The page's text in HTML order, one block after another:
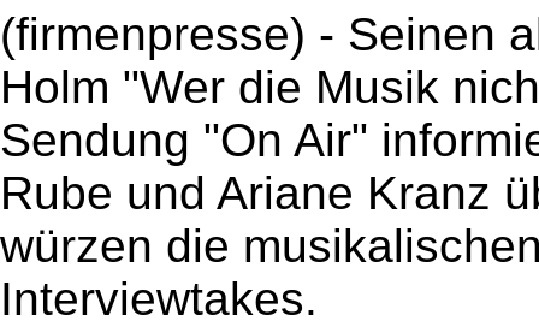
(firmenpresse) - Seinen
Holm "Wer die Musik
Sendung "On Air"
Rube und Ariane Kranz
würzen die
Interviewtakes.